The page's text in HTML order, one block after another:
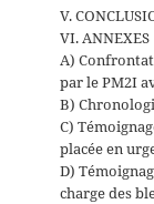
V.
VI. ANNEXES
A)
par le PM2I
B)
C)
placée en
D)
charge des